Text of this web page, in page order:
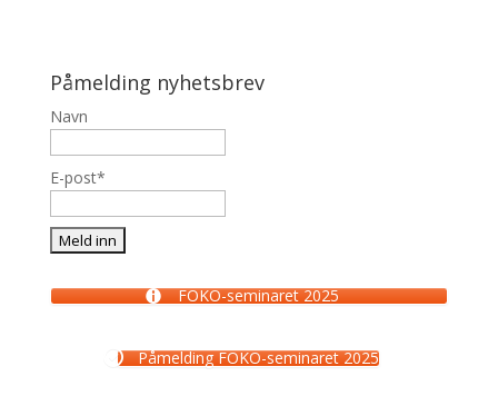
Påmelding nyhetsbrev
Navn
E-post*
FOKO-seminaret 2025
Påmelding FOKO-seminaret 2025